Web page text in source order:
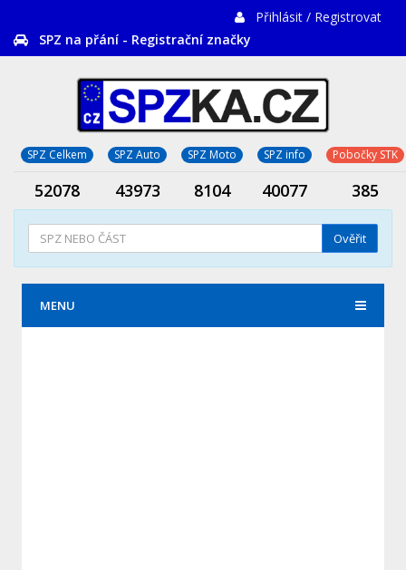
Přihlásit / Registrovat
SPZ na přání - Registrační značky
SPZ Celkem SPZ Auto SPZ Moto SPZ info Pobočky STK
52078 43973 8104 40077 385
Ověřit
MENU